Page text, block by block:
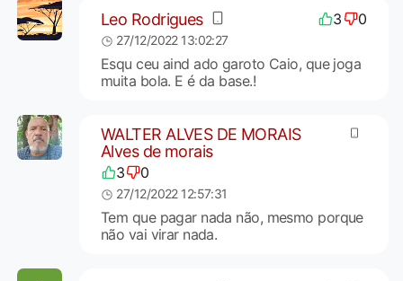
Leo Rodrigues 3 0
27/12/2022 13:02:27
Esqu ceu aind ado garoto Caio, que joga
muita bola. E é da base.!
WALTER ALVES DE MORAIS
Alves de morais
3 0
27/12/2022 12:57:31
Tem que pagar nada não, mesmo porque
não vai virar nada.